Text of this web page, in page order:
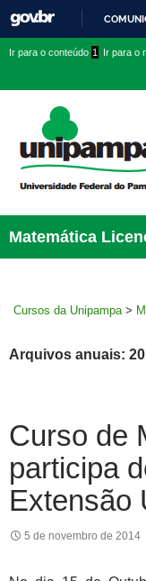
conteúdo
menu
superior
menu
Ir para o conteúdo 1 Ir para o
Matemática
Cursos da Unipampa >
Arquivos anuais:
Curso de
participa
Extensão
5 de novembro de 2014